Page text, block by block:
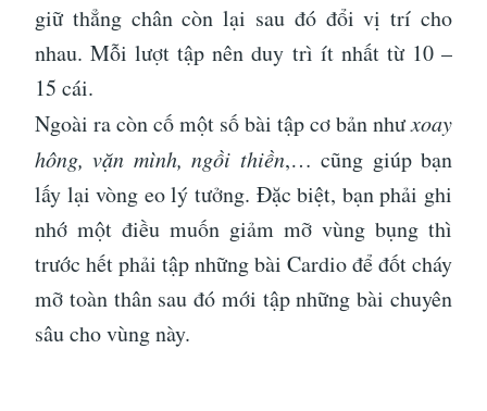
giữ thẳng chân còn lại sau đó đổi vị trí cho
nhau. Mỗi lượt tập nên duy trì ít nhất từ 10 –
15 cái.
Ngoài ra còn cố một số bài tập cơ bản nhưxoay
hông, vặn mình, ngồi thiền,… cũng giúp bạn
lấy lại vòng eo lý tưởng. Đặc biệt, bạn phải ghi
nhớ một điều muốn giảm mỡ vùng bụng thì
trước hết phải tập những bài Cardio để đốt cháy
mỡ toàn thân sau đó mới tập những bài chuyên
sâu cho vùng này.